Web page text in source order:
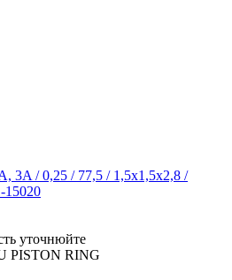
3A / 0,25 / 77,5 / 1,5x1,5x2,8 /
15020
уточнюйте
PISTON RING